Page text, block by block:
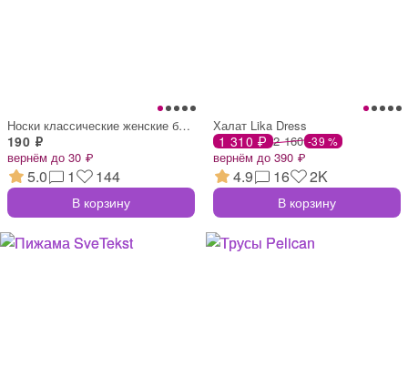
Носки классические женские белые с узоро
190 ₽
вернём до 30 ₽
5.0 1 144
В корзину
Халат Lika Dress
1 310 ₽ 2 160 -39 %
вернём до 390 ₽
4.9 16 2K
В корзину